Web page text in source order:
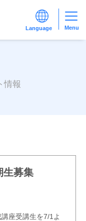
Menu
情報
募集
座受講生を7/1よ